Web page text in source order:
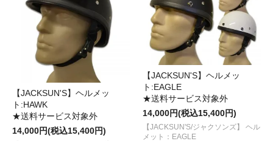
【JACKSUN'S】ヘルメッ
ト:HAWK
★送料サービス対象外
14,000円(税込15,400円)
【JACKSUN'S】ヘルメッ
ト:EAGLE
★送料サービス対象外
14,000円(税込15,400円)
【JACKSUN'S/ジャクソンズ】 ヘル
メット：EAGLE